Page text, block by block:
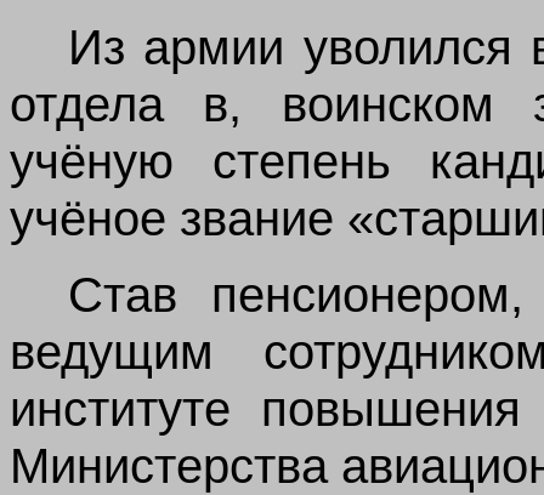
Из армии уволился
отдела в, воинском
учёную степень
учёное звание
Став
ведущим
институте
Министерства